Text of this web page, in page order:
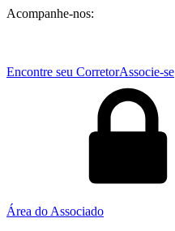
Acompanhe-nos:
Encontre seu CorretorAssocie-se
Área do Associado